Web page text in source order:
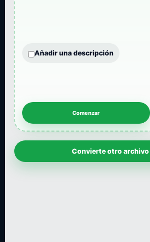
Añadir una descripción
Convierte otro archivo